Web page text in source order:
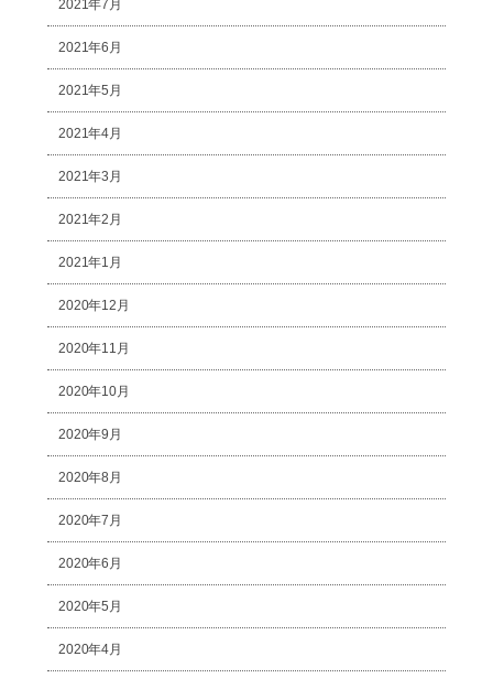
2021年7月
2021年6月
2021年5月
2021年4月
2021年3月
2021年2月
2021年1月
2020年12月
2020年11月
2020年10月
2020年9月
2020年8月
2020年7月
2020年6月
2020年5月
2020年4月